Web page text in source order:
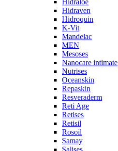
Hidraloe
Hidraven
Hidroquin
K-Vit
Mandelac
MEN
Mesoses
Nanocare intimate
Nutrises
Oceanskin
Repaskin
Resveraderm
Reti Age
Retises
Retisil
Rosoil
Samay
Salises